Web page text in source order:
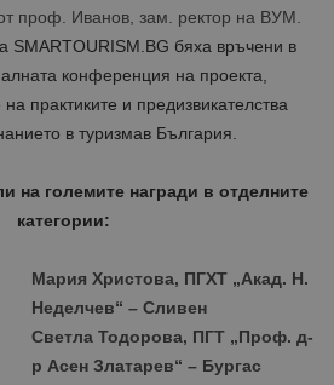
проф. Иванов, зам. ректор на ВУМ.
SMARTOURISM.BG бяха връчени в
конференция на проекта,
практиките и предизвикателства
в туризмав България.
на големите награди в отделните
категории:
Мария Христова, ПГХТ „Акад. Н.
Неделчев“ – Сливен
Светла Тодорова, ПГТ „Проф. д-
р Асен Златарев“ – Бургас